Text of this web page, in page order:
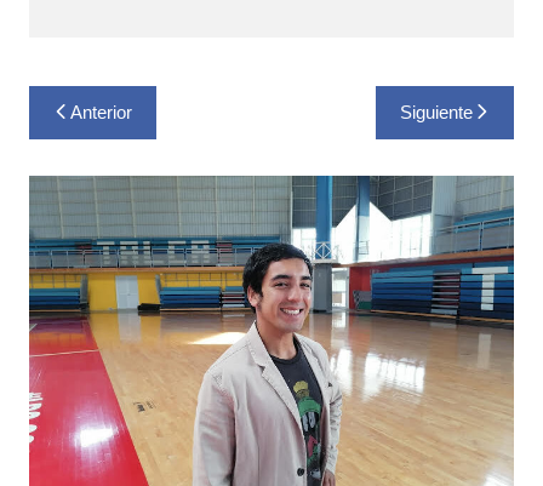
Navegación
de
entradas
Anterior Siguiente